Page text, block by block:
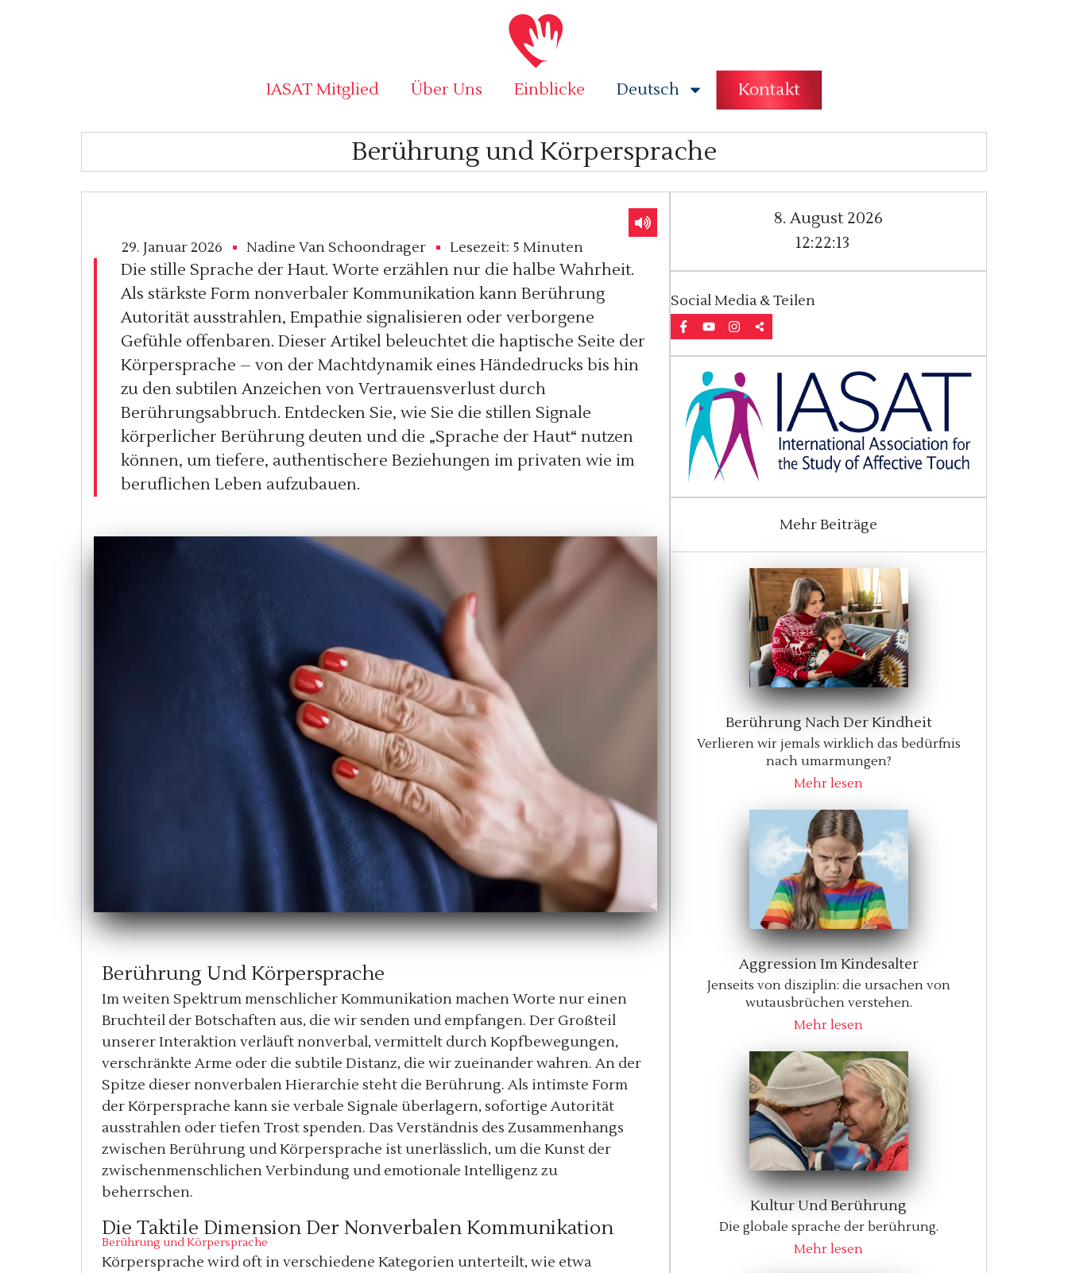
IASAT Mitglied Über Uns Einblicke Deutsch Kontakt
Berührung und Körpersprache
29. Januar 2026 Nadine Van Schoondrager Lesezeit: 5 Minuten
Die stille Sprache der Haut. Worte erzählen nur die halbe Wahrheit.
Als stärkste Form nonverbaler Kommunikation kann Berührung
Autorität ausstrahlen, Empathie signalisieren oder verborgene
Gefühle offenbaren. Dieser Artikel beleuchtet die haptische Seite der
Körpersprache – von der Machtdynamik eines Händedrucks bis hin
zu den subtilen Anzeichen von Vertrauensverlust durch
Berührungsabbruch. Entdecken Sie, wie Sie die stillen Signale
körperlicher Berührung deuten und die „Sprache der Haut“ nutzen
können, um tiefere, authentischere Beziehungen im privaten wie im
beruflichen Leben aufzubauen.
Berührung Und Körpersprache
Im weiten Spektrum menschlicher Kommunikation machen Worte nur einen
Bruchteil der Botschaften aus, die wir senden und empfangen. Der Großteil
unserer Interaktion verläuft nonverbal, vermittelt durch Kopfbewegungen,
verschränkte Arme oder die subtile Distanz, die wir zueinander wahren. An der
Spitze dieser nonverbalen Hierarchie steht die Berührung. Als intimste Form
der Körpersprache kann sie verbale Signale überlagern, sofortige Autorität
ausstrahlen oder tiefen Trost spenden. Das Verständnis des Zusammenhangs
zwischen Berührung und Körpersprache ist unerlässlich, um die Kunst der
zwischenmenschlichen Verbindung und emotionale Intelligenz zu
beherrschen.
Die Taktile Dimension Der Nonverbalen Kommunikation
Berührung und Körpersprache
Körpersprache wird oft in verschiedene Kategorien unterteilt, wie etwa
8. August 2026
12:22:16
Social Media & Teilen
Mehr Beiträge
Berührung Nach Der Kindheit
Verlieren wir jemals wirklich das bedürfnis
nach umarmungen?
Mehr lesen
Aggression Im Kindesalter
Jenseits von disziplin: die ursachen von
wutausbrüchen verstehen.
Mehr lesen
Kultur Und Berührung
Die globale sprache der berührung.
Mehr lesen